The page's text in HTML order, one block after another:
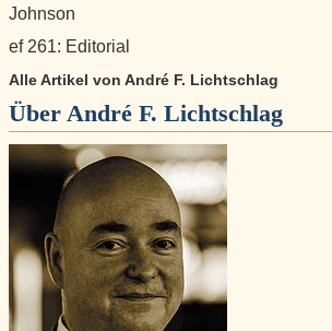
Johnson
ef 261: Editorial
Alle Artikel von André F. Lichtschlag
Über André F. Lichtschlag